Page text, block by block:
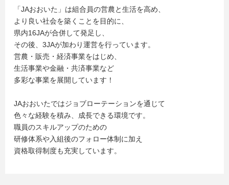
「JAおおいた」は組合員の営農と生活を高め、
より良い社会を築くことを目的に、
県内16JAが合併して発足し、
その後、3JAが加わり運営を行っています。
営農・販売・経済事業をはじめ、
生活事業や金融・共済事業など
多彩な事業を展開しています！
JAおおいたではジョブローテーションを通じて
色々な経験を積み、成長できる環境です。
職員のスキルアップのための
研修体系や入組後のフォロー体制に加え
資格取得制度も充実しています。